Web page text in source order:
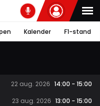
Kalender F1-stand
22 aug. 2026 14:00 - 15:00
23 aug. 2026 13:00 - 15:00